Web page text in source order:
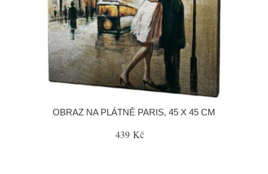
OBRAZ NA PLÁTNĚ PARIS, 45 X 45 CM
439 Kč